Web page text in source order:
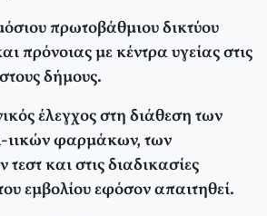
πρωτοβάθμιου δικτύου
πρόνοιας με κέντρα υγείας στις
δήμους.
έλεγχος στη διάθεση των
ιικών φαρμάκων, των
και στις διαδικασίες
εμβολίου εφόσον απαιτηθεί.